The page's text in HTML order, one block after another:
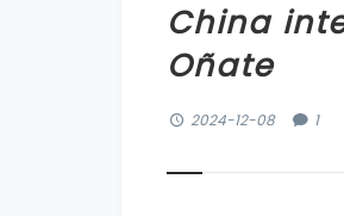
China
Oñate
2024-12-08 1